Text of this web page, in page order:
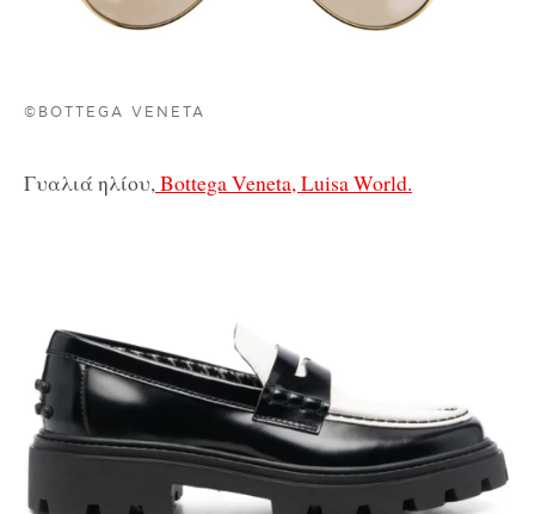
©BOTTEGA VENETA
Γυαλιά ηλίου,Bottega Veneta, Luisa World.